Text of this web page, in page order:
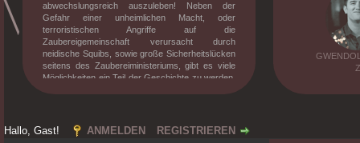
abwechslungsreich auszuleben! Neben der
Gefahr einer unheimlichen Macht, oder
terroristischen Angriffe auf die
Zaubereigemeinschaft verursacht durch
neidische Squibs, sowie große Sicherheitslücken
seitens des Zaubereiministeriums, gibt es viele
Möglichkeiten ein Teil der Geschichte zu werden.
magischen Gesellschaft. Willst du mehr
erfahren? Dann melde dich an und tauche in die
Hallo, Gast! ANMELDEN REGISTRIEREN